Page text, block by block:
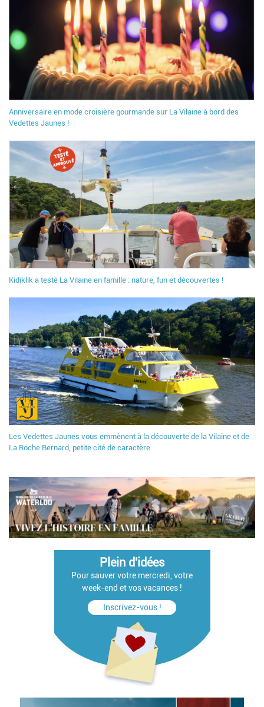
Anniversaire en mode croisière gourmande sur La Vilaine à bord des
Vedettes Jaunes !
Kidiklik a testé La Vilaine en famille : nature, fun et découvertes !
Les Vedettes Jaunes vous emmènent à la découverte de la Vilaine et de
La Roche Bernard, petite cité de caractère
Plein d'idées
Pour sauver votre mercredi, votre
week-end et vos vacances !
Inscrivez-vous !